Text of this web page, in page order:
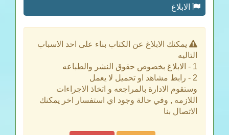
الابلاغ
يمكنك الابلاغ عن الكتاب بناء على احد الاسباب
التاليه
1 - الابلاغ بخصوص حقوق النشر والطباعه
2 - رابط مشاهد او تحميل لا يعمل
وستقوم الادارة بالمراجعه و اتخاذ الاجراءات
اللازمه , وفي حالة وجود اي استفسار اخر يمكنك
الاتصال بنا